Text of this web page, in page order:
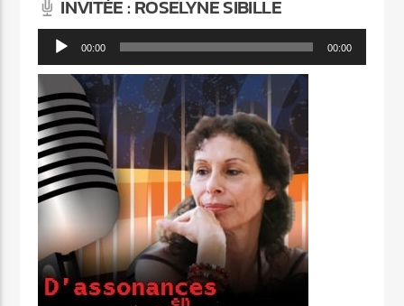
INVITÉE : ROSELYNE SIBILLE
Lecteur 00:00 00:00